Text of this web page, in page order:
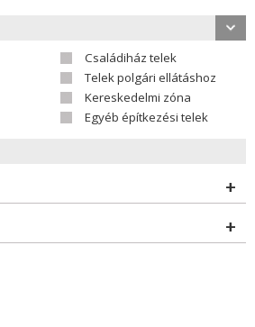
Családiház telek
Telek polgári ellátáshoz
Kereskedelmi zóna
Egyéb építkezési telek